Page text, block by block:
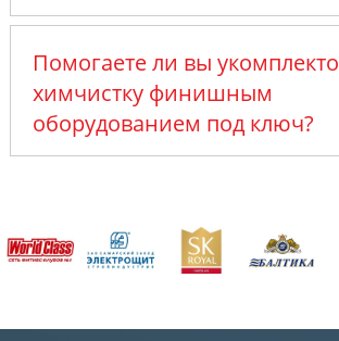
Помогаете ли вы
химчистку финишным
оборудованием под ключ?